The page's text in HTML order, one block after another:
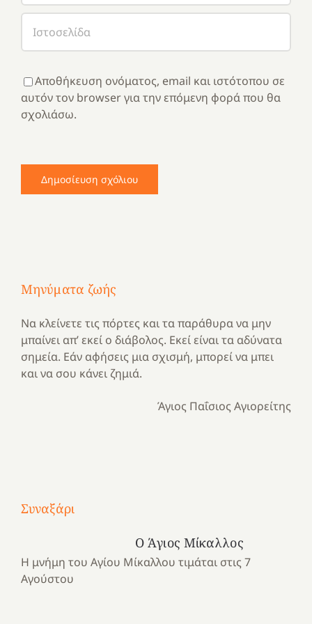
Αποθήκευση ονόματος, email και ιστότοπου σε
αυτόν τον browser για την επόμενη φορά που θα
σχολιάσω.
Μηνύματα ζωής
Να κλείνετε τις πόρτες και τα παράθυρα να μην
μπαίνει απ’ εκεί ο διάβολος. Εκεί είναι τα αδύνατα
σημεία. Εάν αφήσεις μια σχισμή, μπορεί να μπει
και να σου κάνει ζημιά.
Άγιος Παΐσιος Αγιορείτης
Συναξάρι
Ο Άγιος Μίκαλλος
Η μνήμη του Αγίου Μίκαλλου τιμάται στις 7
Αγούστου
Μια
ένα
καλοκαίρι
και
Νοσοκομείο
“Ερυθρός
Κατασκηνωτικές
το
Ελληνικό